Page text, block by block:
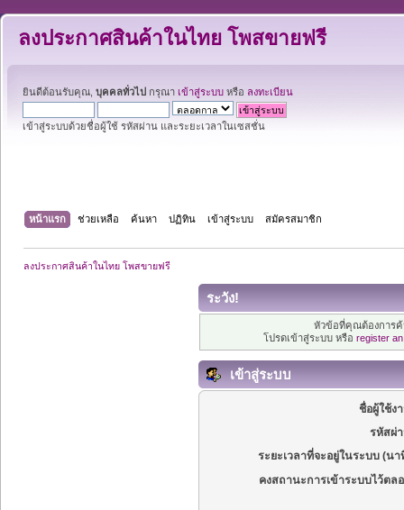
ลงประกาศสินค้าในไทย โพสขายฟรี
ยินดีต้อนรับคุณ, บุคคลทั่วไป กรุณา เข้าสู่ระบบ หรือ ลงทะเบียน
เข้าสู่ระบบด้วยชื่อผู้ใช้ รหัสผ่าน และระยะเวลาในเซสชั่น
หน้าแรก ช่วยเหลือ ค้นหา ปฏิทิน เข้าสู่ระบบ สมัครสมาชิก
ลงประกาศสินค้าในไทย โพสขายฟรี
ระวัง!
หัวข้อที่คุณต้องการ
โปรดเข้าสู่ระบบ หรือ register
เข้าสู่ระบบ
ชื่อผู้ใช้ง
รหัสผ่
ระยะเวลาที่จะอยู่ในระบบ (นา
คงสถานะการเข้าระบบไว้ตล